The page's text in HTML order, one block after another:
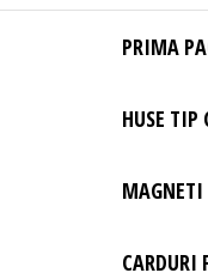
Site
Huse
Huse
Personalizate
Telefon –
– Accesorii
PRIMA
HUSE TIP
MAGNETI
CARDURI